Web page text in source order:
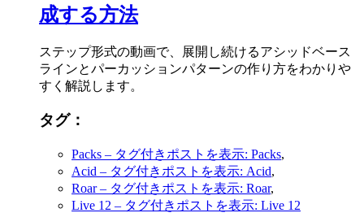
成する方法
ステップ形式の動画で、展開し続けるアシッドベース
ラインとパーカッションパターンの作り方をわかりや
すく解説します。
タグ：
Packs – タグ付きポストを表示: Packs,
Acid – タグ付きポストを表示: Acid,
Roar– タグ付きポストを表示: Roar,
Live 12 – タグ付きポストを表示: Live 12